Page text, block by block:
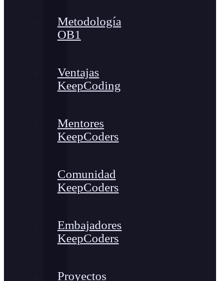
Metodología
OB1
Ventajas
KeepCoding
Mentores
KeepCoders
Comunidad
KeepCoders
Embajadores
KeepCoders
Proyectos